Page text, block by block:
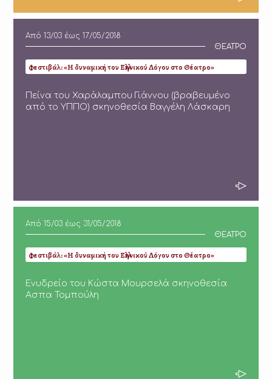
Από13/03 έως17/05/2018
ΘΕΑΤΡΟ
Φεστιβάλ: «Η δυναμική του Ελληνικού Λόγου στο Θέατρο»
Πείνα του Χαράλαμπου Γιάννου (βραβευμένο
από το ΥΠΠΟ) σκηνοθεσία Βαγγέλη Λάσκαρη
Από15/03 έως 31/05/2018
ΘΕΑΤΡΟ
Φεστιβάλ: «Η δυναμική του Ελληνικού Λόγου στο Θέατρο»
Ενυδρείο του Κώστα Μουρσελά σκηνοθεσία
Ασπα Τομπούλη